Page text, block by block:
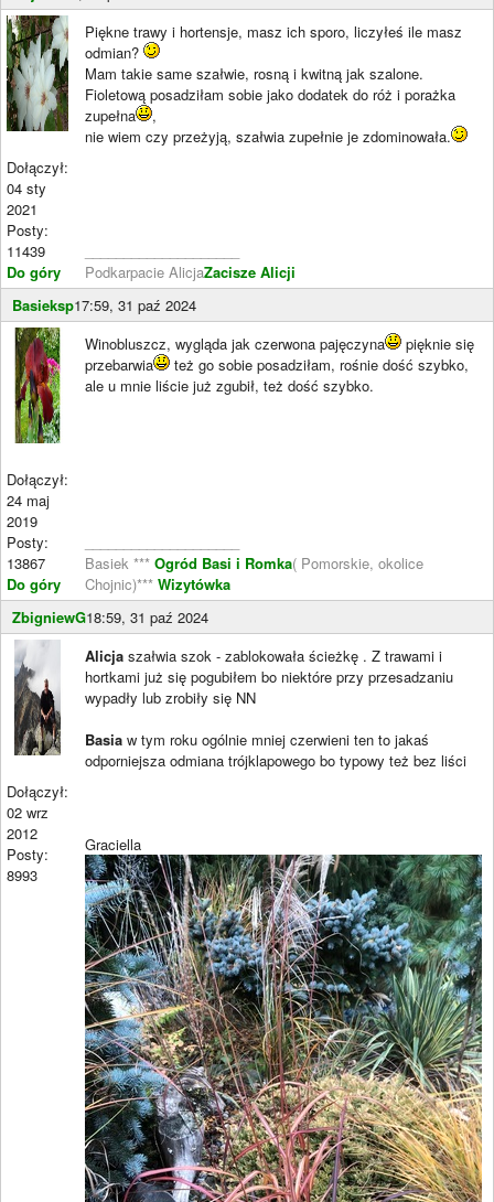
Dołączył:
04 sty
2021
Posty:
11439
Do góry
Piękne trawy i hortensje, masz ich sporo, liczyłeś ile masz
odmian?
Mam takie same szałwie, rosną i kwitną jak szalone.
Fioletową posadziłam sobie jako dodatek do róż i porażka
zupełna
,
nie wiem czy przeżyją, szałwia zupełnie je zdominowała.
Podkarpacie AlicjaZacisze Alicji
Basieksp17:59, 31 paź 2024
Dołączył:
24 maj
2019
Posty:
13867
Do góry
Winobluszcz, wygląda jak czerwona pajęczyna
pięknie się
przebarwia
też go sobie posadziłam, rośnie dość szybko,
ale u mnie liście już zgubił, też dość szybko.
Basiek *** Ogród Basi i Romka( Pomorskie, okolice
Chojnic)*** Wizytówka
ZbigniewG18:59, 31 paź 2024
Dołączył:
02 wrz
2012
Posty:
8993
Alicja szałwia szok - zablokowała ścieżkę . Z trawami i
hortkami już się pogubiłem bo niektóre przy przesadzaniu
wypadły lub zrobiły się NN
Basia w tym roku ogólnie mniej czerwieni ten to jakaś
odporniejsza odmiana trójklapowego bo typowy też bez liści
Graciella